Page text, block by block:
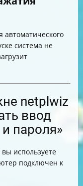
система не
netplwiz
ввод
пароля»
используете
подключен к